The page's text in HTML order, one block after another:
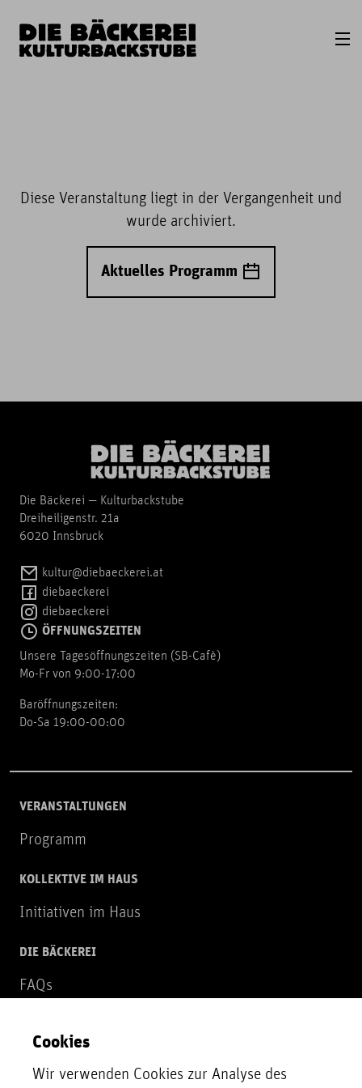
Diese Veranstaltung liegt in der Vergangenheit und
wurde archiviert.
Aktuelles Programm
Die Bäckerei — Kulturbackstube
Dreiheiligenstr. 21a
6020 Innsbruck
kultur@diebaeckerei.at
diebaeckerei
diebaeckerei
ÖFFNUNGSZEITEN
Unsere Tagesöffnungszeiten (SB-Cafè)
Mo-Fr von 9:00-17:00
Baröffnungszeiten:
Do-Sa 19:00-00:00
VERANSTALTUNGEN
Programm
KOLLEKTIVE IM HAUS
Initiativen im Haus
DIE BÄCKEREI
FAQs
NEWSLETTER
Zur Newsletter Anmeldung
Cookies
Wir verwenden Cookies zur Analyse des